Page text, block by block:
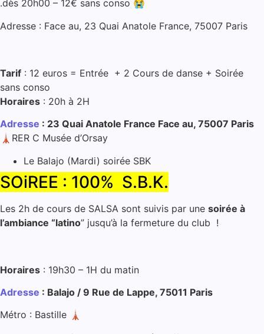
.dès 20h00 – 12€ sans conso 😭
Adresse : Face au, 23 Quai Anatole France, 75007 Paris
Tarif : 12 euros = Entrée + 2 Cours de danse + Soirée
sans conso
Horaires : 20h à 2H
Adresse : 23 Quai Anatole France Face au, 75007 Paris
🗼RER C Musée d’Orsay
Le Balajo (Mardi) soirée SBK
SOiREE : 100% S.B.K.
Les 2h de cours de SALSA sont suivis par une soirée à
l’ambiance “latino” jusqu’à la fermeture du club !
Horaires : 19h30 – 1H du matin
Adresse : Balajo / 9 Rue de Lappe, 75011 Paris
Métro : Bastille 🗼